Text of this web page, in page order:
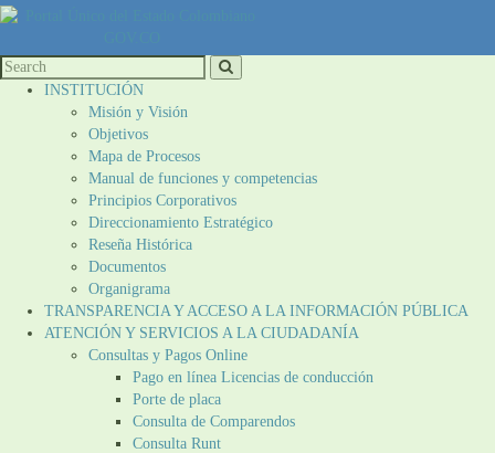
INSTITUCIÓN
Misión y Visión
Objetivos
Mapa de Procesos
Manual de funciones y competencias
Principios Corporativos
Direccionamiento Estratégico
Reseña Histórica
Documentos
Organigrama
TRANSPARENCIA Y ACCESO A LA INFORMACIÓN PÚBLICA
ATENCIÓN Y SERVICIOS A LA CIUDADANÍA
Consultas y Pagos Online
Pago en línea Licencias de conducción
Porte de placa
Consulta de Comparendos
Consulta Runt